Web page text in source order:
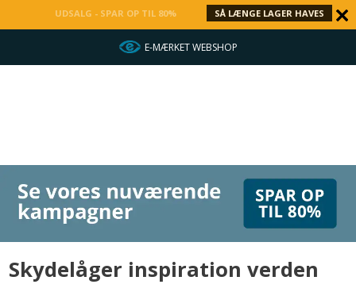
UDSALG - SPAR OP TIL 80% SÅ LÆNGE LAGER HAVES
E-MÆRKET WEBSHOP
Skydelåger inspiration verden